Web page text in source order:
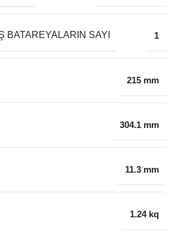
BATAREYALARIN SAYI 1
215 mm
304.1 mm
11.3 mm
1.24 kq